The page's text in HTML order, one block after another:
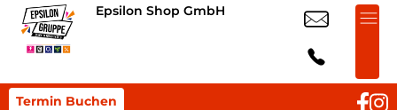
Epsilon Shop GmbH
Termin Buchen